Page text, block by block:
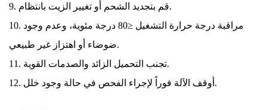
9. قم بتجديد الشحم أو تغيير الزيت بانتظام.
10. مراقبة درجة حرارة التشغيل ≤80 درجة مئوية، وعدم وجود
ضوضاء أو اهتزاز غير طبيعي.
11. تجنب التحميل الزائد والصدمات القوية.
12. أوقف الآلة فوراً لإجراء الفحص في حالة وجود خلل.